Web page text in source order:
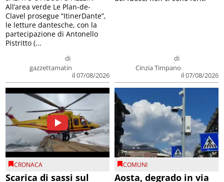
di
gazzettamatin
il 07/08/2026
All’area verde Le Plan-de-
Clavel prosegue “ItinerDante”,
le letture dantesche, con la
partecipazione di Antonello
Pistritto (...
di
Cinzia Timpano
il 07/08/2026
CRONACA
Scarica di sassi sul
COMUNI
Aosta, degrado in via